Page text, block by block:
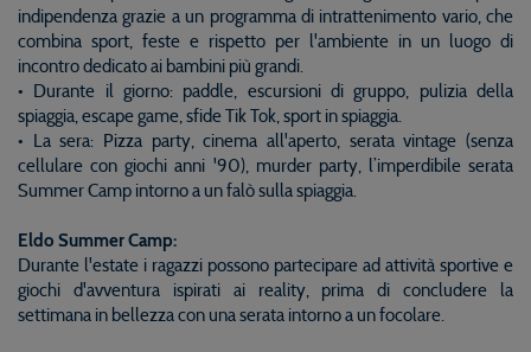
indipendenza grazie a un programma di intrattenimento vario, che
combina sport, feste e rispetto per l'ambiente in un luogo di
incontro dedicato ai bambini più grandi.
• Durante il giorno: paddle, escursioni di gruppo, pulizia della
spiaggia, escape game, sfide Tik Tok, sport in spiaggia.
• La sera: Pizza party, cinema all'aperto, serata vintage (senza
cellulare con giochi anni '90), murder party, l’imperdibile serata
Summer Camp intorno a un falò sulla spiaggia.
Eldo Summer Camp:
Durante l'estate i ragazzi possono partecipare ad attività sportive e
giochi d'avventura ispirati ai reality, prima di concludere la
settimana in bellezza con una serata intorno a un focolare.